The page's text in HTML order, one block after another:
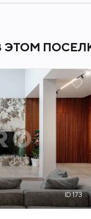
ЭТОМ
ID 173